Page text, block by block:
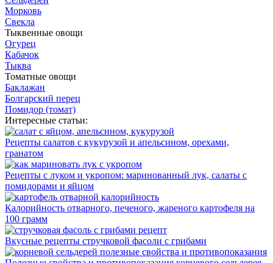
Морковь
Свекла
Тыквенные овощи
Огурец
Кабачок
Тыква
Томатные овощи
Баклажан
Болгарский перец
Помидор (томат)
Интересные статьи:
Рецепты салатов с кукурузой и апельсином, орехами,
гранатом
Рецепты с луком и укропом: маринованный лук, салаты с
помидорами и яйцом
Калорийность отварного, печеного, жареного картофеля на
100 грамм
Вкусные рецепты стручковой фасоли с грибами